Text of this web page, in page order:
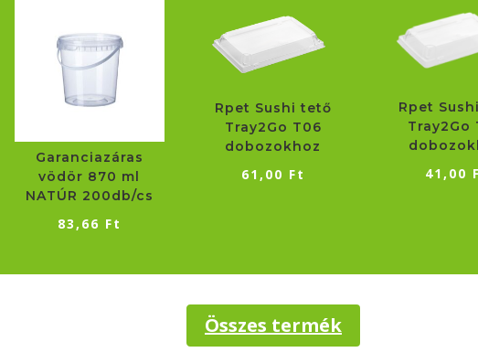
Garanciazáras
vödör 870 ml
NATÚR 200db/cs
83,66 Ft
Rpet Sushi tető
Tray2Go T06
dobozokhoz
61,00 Ft
Rpet
Tray2Go
41,00
Összes termék